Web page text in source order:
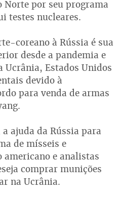
Norte por seu programa
testes nucleares.
coreano à Rússia é sua
desde a pandemia e
Ucrânia, Estados Unidos
devido à
para venda de armas
ajuda da Rússia para
de mísseis e
e analistas
comprar munições
na Ucrânia.